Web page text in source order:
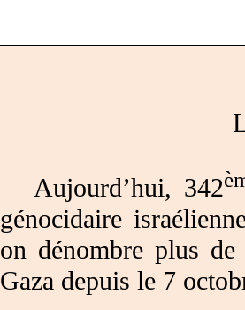
Aujourd’hui, 342
génocidaire
on dénombre plus
Gaza depuis le 7